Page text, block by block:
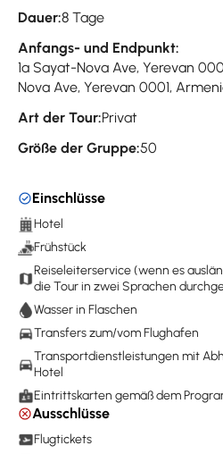
Dauer:8 Tage
Anfangs- und Endpunkt:
1a Sayat-Nova Ave, Yerevan
Nova Ave, Yerevan 0001,
Art der Tour:Privat
Größe der Gruppe:50
Einschlüsse
Hotel
Frühstück
Reiseleiterservice (wenn es
die Tour in zwei Sprachen
Wasser in Flaschen
Transfers zum/vom Flughafen
Transportdienstleistungen mit
Hotel
Eintrittskarten gemäß dem
Ausschlüsse
Flugtickets